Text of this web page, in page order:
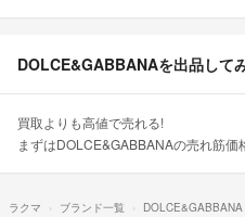
DOLCE&GABBANAを出品して
買取よりも高値で売れる!
まずはDOLCE&GABBANAの売れ筋価
ラクマ ブランド一覧 DOLCE&GABBANA